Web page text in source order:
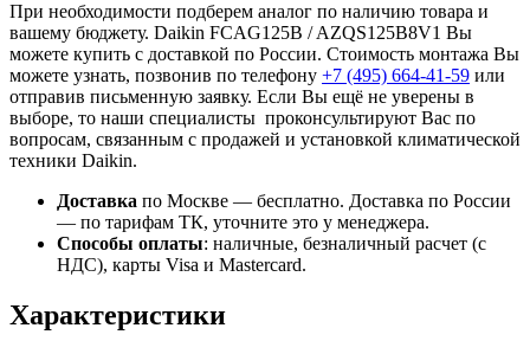
При необходимости подберем аналог по наличию товара и
вашему бюджету. Daikin FCAG125B / AZQS125B8V1 Вы
можете купить с доставкой по России. Стоимость монтажа Вы
можете узнать, позвонив по телефону +7 (495) 664-41-59 или
отправив письменную заявку. Если Вы ещё не уверены в
выборе, то наши специалисты проконсультируют Вас по
вопросам, связанным с продажей и установкой климатической
техники Daikin.
Доставка по Москве — бесплатно. Доставка по России
— по тарифам ТК, уточните это у менеджера.
Способы оплаты: наличные, безналичный расчет (с
НДС), карты Visa и Mastercard.
Характеристики